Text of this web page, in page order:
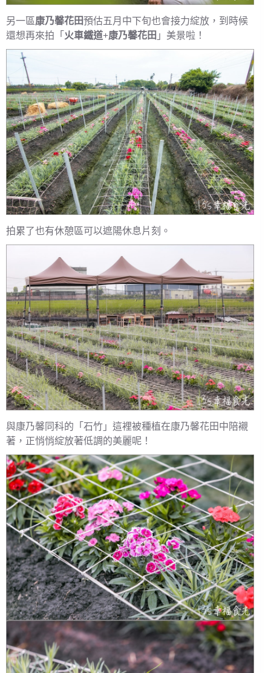
另一區康乃馨花田預估五月中下旬也會接力綻放，到時候
還想再來拍「 火車鐵道+康乃馨花田 」美景啦！
拍累了也有休憩區可以遮陽休息片刻。
與康乃馨同科的「石竹」這裡被種植在康乃馨花田中陪襯
著，正悄悄綻放著低調的美麗呢！